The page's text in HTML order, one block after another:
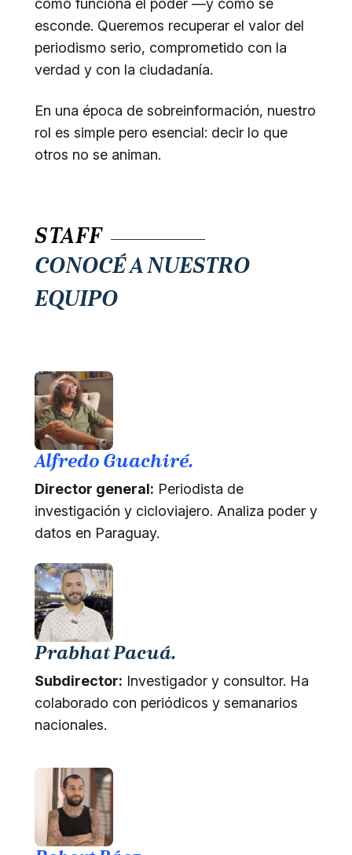
cómo funciona el poder —y cómo se
esconde. Queremos recuperar el valor del
periodismo serio, comprometido con la
verdad y con la ciudadanía.
En una época de sobreinformación, nuestro
rol es simple pero esencial: decir lo que
otros no se animan.
STAFF
CONOCÉ A NUESTRO
EQUIPO
Alfredo Guachiré.
Director general: Periodista de
investigación y cicloviajero. Analiza poder y
datos en Paraguay.
Prabhat Pacuá.
Subdirector: Investigador y consultor. Ha
colaborado con periódicos y semanarios
nacionales.